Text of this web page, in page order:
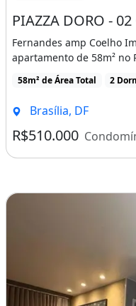
Fernandes amp Coelho
apartamento de 58m² no
58m² de Área Total 2
Brasília, DF
R$510.000